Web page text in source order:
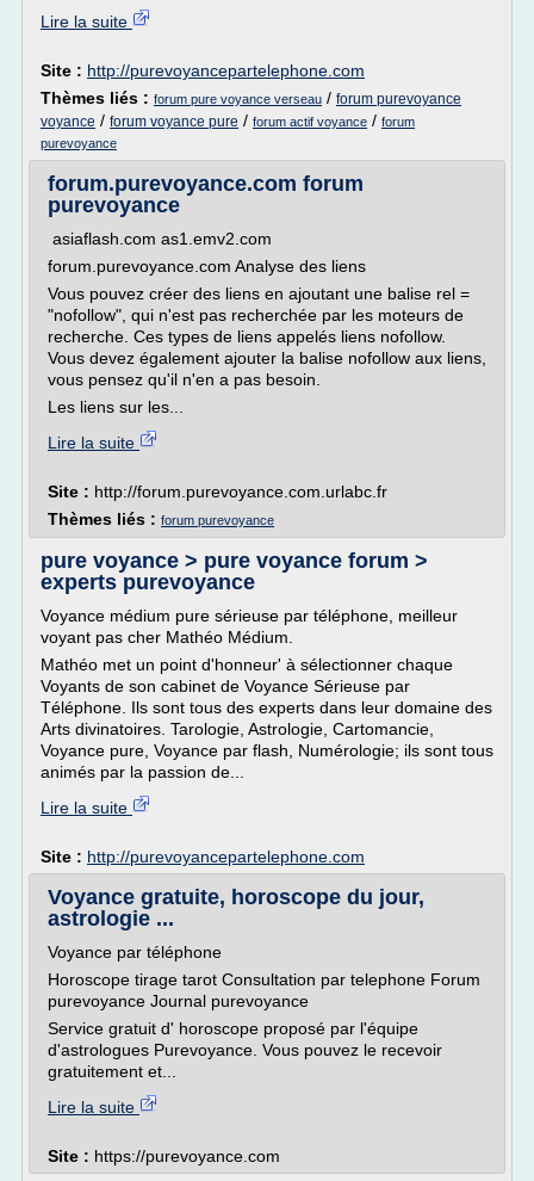
Lire la suite
Site : http://purevoyancepartelephone.com
Thèmes liés : forum pure voyance verseau / forum purevoyance
voyance / forum voyance pure / forum actif voyance / forum
purevoyance
forum.purevoyance.com forum
purevoyance
asiaflash.com as1.emv2.com
forum.purevoyance.com Analyse des liens
Vous pouvez créer des liens en ajoutant une balise rel =
"nofollow", qui n'est pas recherchée par les moteurs de
recherche. Ces types de liens appelés liens nofollow.
Vous devez également ajouter la balise nofollow aux liens,
vous pensez qu'il n'en a pas besoin.
Les liens sur les...
Lire la suite
Site : http://forum.purevoyance.com.urlabc.fr
Thèmes liés : forum purevoyance
pure voyance > pure voyance forum >
experts purevoyance
Voyance médium pure sérieuse par téléphone, meilleur
voyant pas cher Mathéo Médium.
Mathéo met un point d'honneur' à sélectionner chaque
Voyants de son cabinet de Voyance Sérieuse par
Téléphone. Ils sont tous des experts dans leur domaine des
Arts divinatoires. Tarologie, Astrologie, Cartomancie,
Voyance pure, Voyance par flash, Numérologie; ils sont tous
animés par la passion de...
Lire la suite
Site : http://purevoyancepartelephone.com
Voyance gratuite, horoscope du jour,
astrologie ...
Voyance par téléphone
Horoscope tirage tarot Consultation par telephone Forum
purevoyance Journal purevoyance
Service gratuit d' horoscope proposé par l'équipe
d'astrologues Purevoyance. Vous pouvez le recevoir
gratuitement et...
Lire la suite
Site : https://purevoyance.com